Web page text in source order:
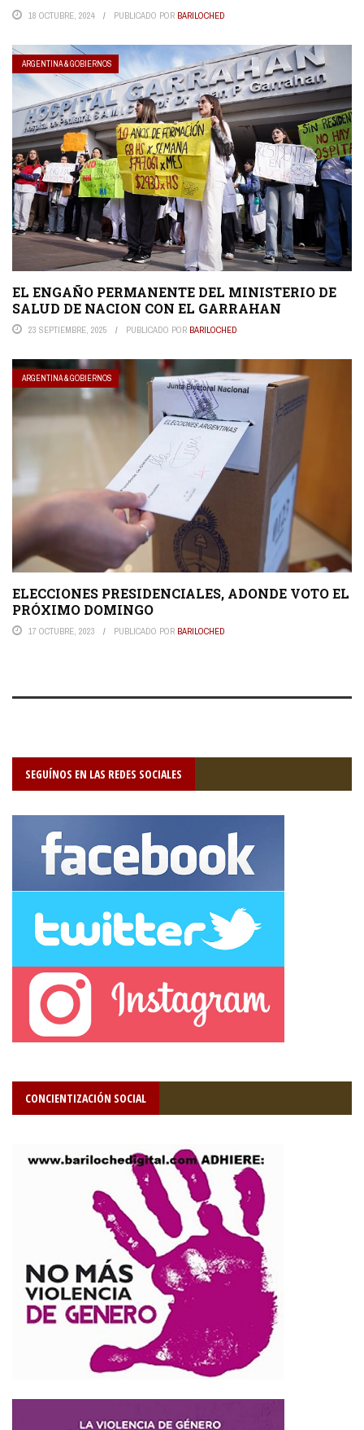
18 OCTUBRE, 2024 PUBLICADO POR BARILOCHED
ARGENTINA & GOBIERNOS
EL ENGAÑO PERMANENTE DEL MINISTERIO DE
SALUD DE NACION CON EL GARRAHAN
23 SEPTIEMBRE, 2025 PUBLICADO POR BARILOCHED
ARGENTINA & GOBIERNOS
ELECCIONES PRESIDENCIALES, ADONDE VOTO EL
PRÓXIMO DOMINGO
17 OCTUBRE, 2023 PUBLICADO POR BARILOCHED
SEGUÍNOS EN LAS REDES SOCIALES
CONCIENTIZACIÓN SOCIAL